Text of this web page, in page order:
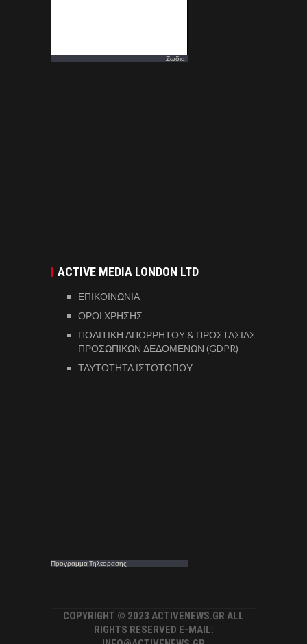
Ζωδια
ACTIVE MEDIA LONDON LTD
ΕΠΙΚΟΙΝΩΝΙΑ
ΟΡΟΙ ΧΡΗΣΗΣ
ΠΟΛΙΤΙΚΗ ΑΠΟΡΡΗΤΟΥ & ΠΡΟΣΤΑΣΙΑΣ
ΠΡΟΣΩΠΙΚΩΝ ΔΕΔΟΜΕΝΩΝ (GDPR)
ΤΑΥΤΟΤΗΤΑ ΙΣΤΟΤΟΠΟΥ
Προγραμμα Τηλεορασης
COPYRIGHT © 2023 ACTIVENEWS.GR ALL
RIGHTS RESERVED E-MAIL: